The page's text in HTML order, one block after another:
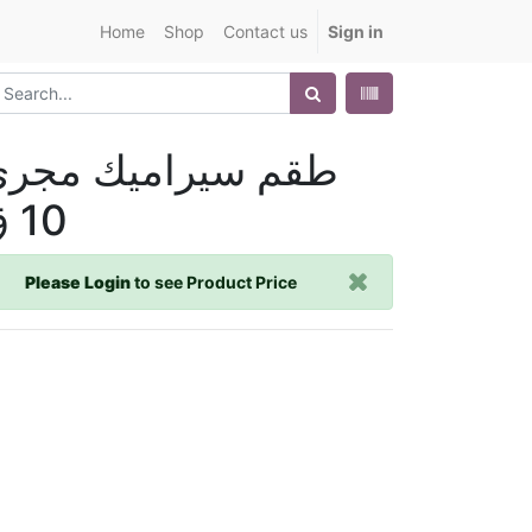
Home Shop Contact us Sign in
طقم سيراميك
10 ق
Please Loginto see Product Price